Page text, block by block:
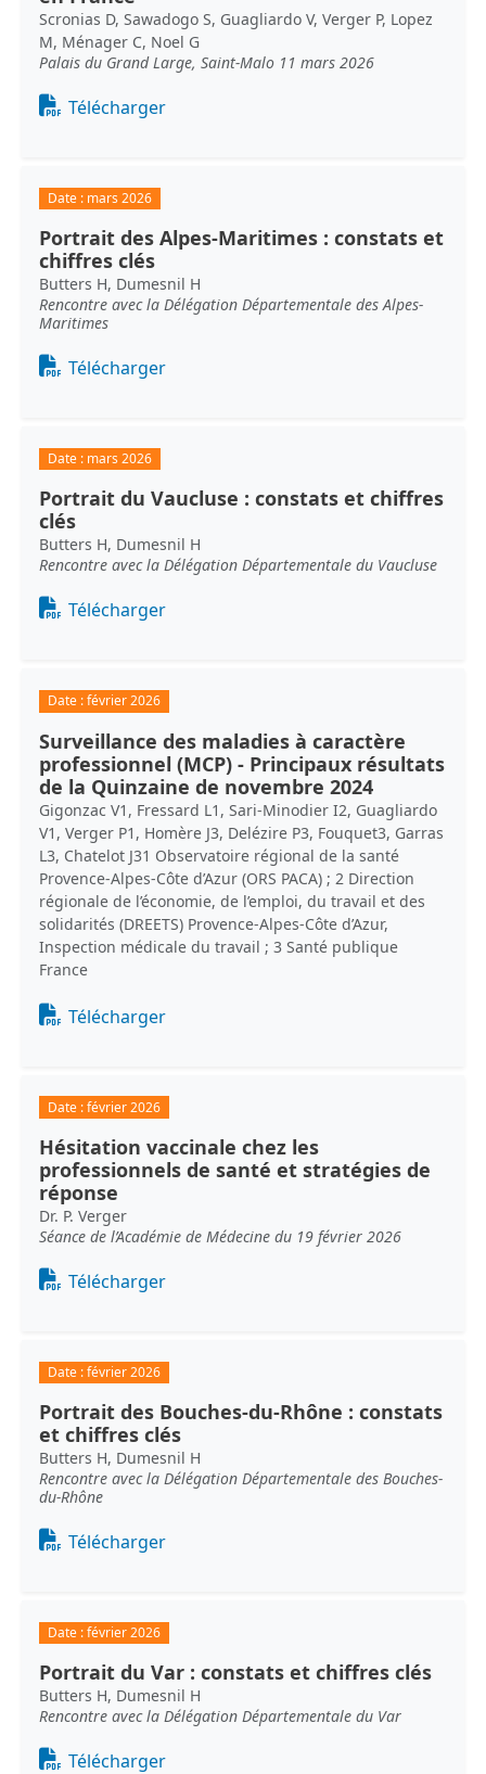
Scronias D, Sawadogo S, Guagliardo V, Verger P, Lopez
M, Ménager C, Noel G
Palais du Grand Large, Saint-Malo 11 mars 2026
Document
Télécharger
Date : mars 2026
Portrait des Alpes-Maritimes : constats et
chiffres clés
Butters H, Dumesnil H
Rencontre avec la Délégation Départementale des Alpes-
Maritimes
Document
Télécharger
Date : mars 2026
Portrait du Vaucluse : constats et chiffres
clés
Butters H, Dumesnil H
Rencontre avec la Délégation Départementale du Vaucluse
Document
Télécharger
Date :février 2026
Surveillance des maladies à caractère
professionnel (MCP) - Principaux résultats
de la Quinzaine de novembre 2024
Gigonzac V1, Fressard L1, Sari-Minodier I2, Guagliardo
V1, Verger P1, Homère J3, Delézire P3, Fouquet3, Garras
L3, Chatelot J31 Observatoire régional de la santé
Provence-Alpes-Côte d’Azur (ORS PACA) ; 2 Direction
régionale de l’économie, de l’emploi, du travail et des
solidarités (DREETS) Provence-Alpes-Côte d’Azur,
Inspection médicale du travail ; 3 Santé publique
France
Document
Télécharger
Date :février 2026
Hésitation vaccinale chez les
professionnels de santé et stratégies de
réponse
Dr. P. Verger
Séance de l’Académie de Médecine du 19 février 2026
Document
Télécharger
Date :février 2026
Portrait des Bouches-du-Rhône : constats
et chiffres clés
Butters H, Dumesnil H
Rencontre avec la Délégation Départementale des Bouches-
du-Rhône
Document
Télécharger
Date :février 2026
Portrait du Var : constats et chiffres clés
Butters H, Dumesnil H
Rencontre avec la Délégation Départementale du Var
Document
Télécharger